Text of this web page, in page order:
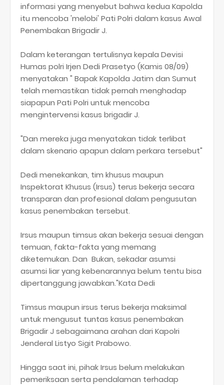
informasi yang menyebut bahwa kedua Kapolda
itu mencoba 'melobi' Pati Polri dalam kasus Awal
Penembakan Brigadir J.
Dalam keterangan tertulisnya kepala Devisi
Humas polri Irjen Dedi Prasetyo (Kamis 08/09)
menyatakan " Bapak Kapolda Jatim dan Sumut
telah memastikan tidak pernah menghadap
siapapun Pati Polri untuk mencoba
mengintervensi kasus brigadir J.
"Dan mereka juga menyatakan tidak terlibat
dalam skenario apapun dalam perkara tersebut"
Dedi menekankan, tim khusus maupun
Inspektorat Khusus (Irsus) terus bekerja secara
transparan dan profesional dalam pengusutan
kasus penembakan tersebut.
Irsus maupun timsus akan bekerja sesuai dengan
temuan, fakta-fakta yang memang
diketemukan. Dan Bukan, sekadar asumsi
asumsi liar yang kebenarannya belum tentu bisa
dipertanggung jawabkan."Kata Dedi
Timsus maupun irsus terus bekerja maksimal
untuk mengusut tuntas kasus penembakan
Brigadir J sebagaimana arahan dari Kapolri
Jenderal Listyo Sigit Prabowo.
Hingga saat ini, pihak Irsus belum melakukan
pemeriksaan serta pendalaman terhadap